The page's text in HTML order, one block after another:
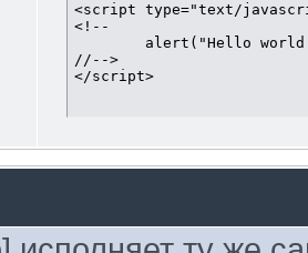
<script type="text/
<!--
//-->
</script>